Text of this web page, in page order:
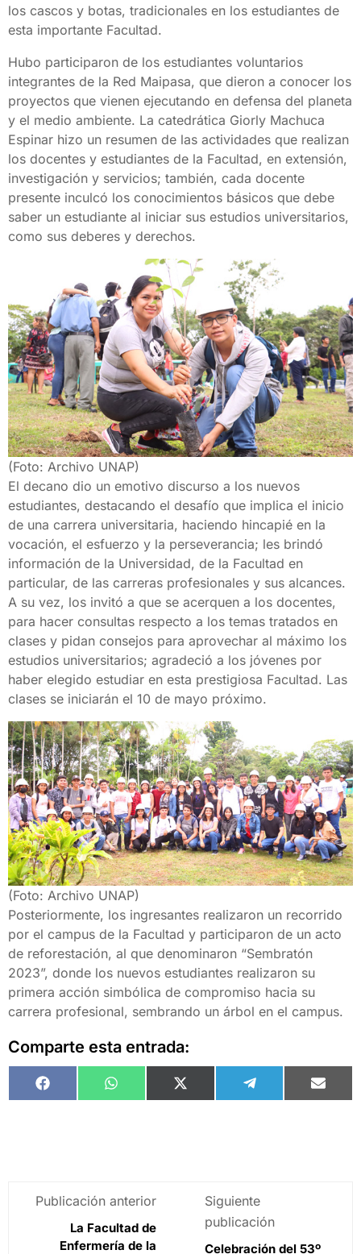
los cascos y botas, tradicionales en los estudiantes de
esta importante Facultad.
Hubo participaron de los estudiantes voluntarios
integrantes de la Red Maipasa, que dieron a conocer los
proyectos que vienen ejecutando en defensa del planeta
y el medio ambiente. La catedrática Giorly Machuca
Espinar hizo un resumen de las actividades que realizan
los docentes y estudiantes de la Facultad, en extensión,
investigación y servicios; también, cada docente
presente inculcó los conocimientos básicos que debe
saber un estudiante al iniciar sus estudios universitarios,
como sus deberes y derechos.
(Foto: Archivo UNAP)
El decano dio un emotivo discurso a los nuevos
estudiantes, destacando el desafío que implica el inicio
de una carrera universitaria, haciendo hincapié en la
vocación, el esfuerzo y la perseverancia; les brindó
información de la Universidad, de la Facultad en
particular, de las carreras profesionales y sus alcances.
A su vez, los invitó a que se acerquen a los docentes,
para hacer consultas respecto a los temas tratados en
clases y pidan consejos para aprovechar al máximo los
estudios universitarios; agradeció a los jóvenes por
haber elegido estudiar en esta prestigiosa Facultad. Las
clases se iniciarán el 10 de mayo próximo.
(Foto: Archivo UNAP)
Posteriormente, los ingresantes realizaron un recorrido
por el campus de la Facultad y participaron de un acto
de reforestación, al que denominaron “Sembratón
2023”, donde los nuevos estudiantes realizaron su
primera acción simbólica de compromiso hacia su
carrera profesional, sembrando un árbol en el campus.
Comparte esta entrada:
Facebook WhatsApp X
(Twitter)
Telegram Email
Publicación anterior
La Facultad de
Enfermería de la
Siguiente
publicación
Celebración del 53º